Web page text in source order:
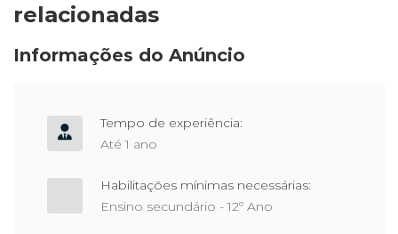
relacionadas
Informações do Anúncio
Tempo de experiência:
Até 1 ano
Habilitações mínimas necessárias:
Ensino secundário - 12º Ano